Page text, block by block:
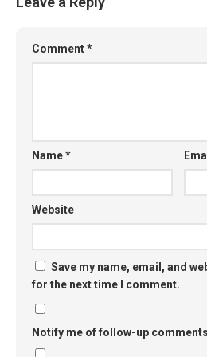
Comment*
Name*
Website
Save my name, email, and
for the next time I comment.
Notify me of follow-up